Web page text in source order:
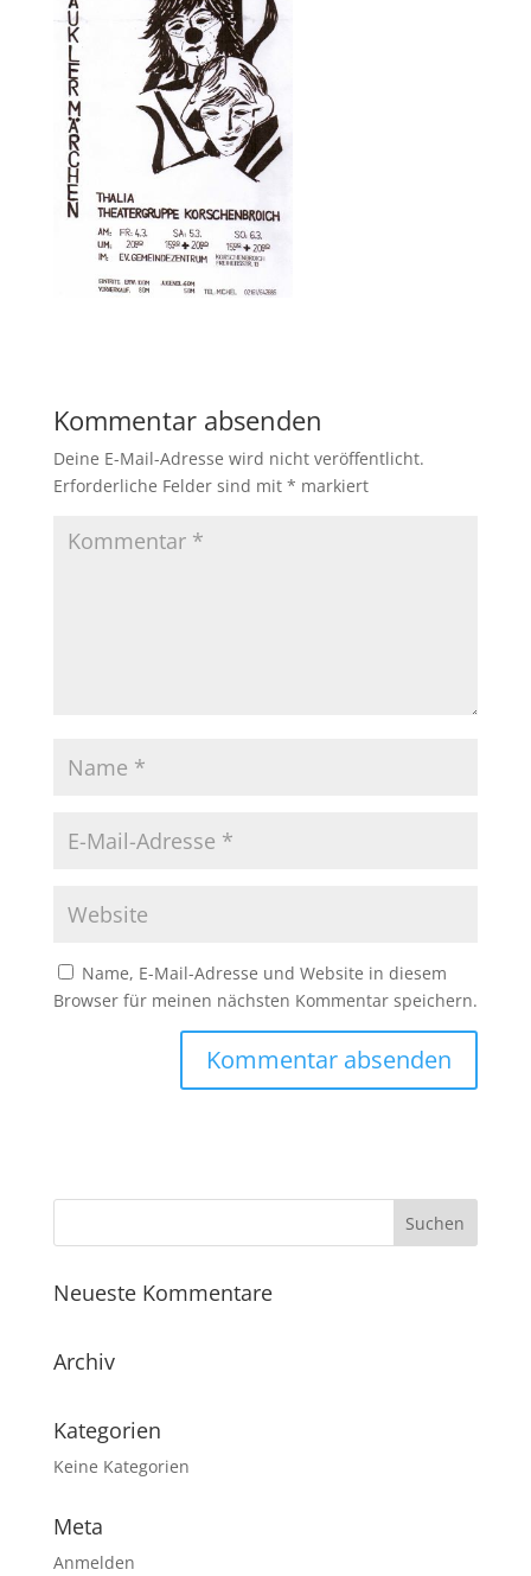
Kommentar absenden
Deine E-Mail-Adresse wird nicht veröffentlicht.
Erforderliche Felder sind mit * markiert
Name, E-Mail-Adresse und Website in diesem
Browser für meinen nächsten Kommentar speichern.
Neueste Kommentare
Archiv
Kategorien
Keine Kategorien
Meta
Anmelden